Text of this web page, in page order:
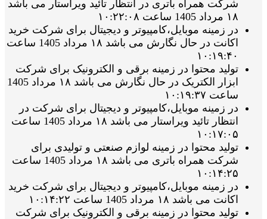
شرکت همراه باتری در انتظار تائید ویراستار می باشد
۱۸ مرداد 1405 ساعت ۱۰:۲۲:۰۸
در زمینه موبایل،کامپیوتر و دیجیتال برای شرکت خرید
اکانت در حال نگارش می باشد ۱۸ مرداد 1405 ساعت
۱۰:۱۹:۴۰
تولید محتوا در زمینه برقی و الکترونیک برای شرکت
ابزار الکتریک در حال نگارش می باشد ۱۸ مرداد 1405
ساعت ۱۰:۱۹:۳۷
در زمینه موبایل،کامپیوتر و دیجیتال برای شرکت در
انتظار تائید ویراستار می باشد ۱۸ مرداد 1405 ساعت
۱۰:۱۷:۰۵
تولید محتوا در زمینه لوازم صنعتی و تولیدی برای
شرکت همراه باتری می باشد ۱۸ مرداد 1405 ساعت
۱۰:۱۴:۲۵
در زمینه موبایل،کامپیوتر و دیجیتال برای شرکت خرید
اکانت می باشد ۱۸ مرداد 1405 ساعت ۱۰:۱۴:۲۲
تولید محتوا در زمینه برقی و الکترونیک برای شرکت